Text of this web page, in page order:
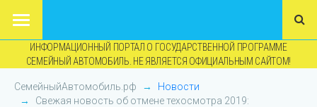
ИНФОРМАЦИОННЫЙ ПОРТАЛ О ГОСУДАРСТВЕННОЙ ПРОГРАММЕ
СЕМЕЙНЫЙ АВТОМОБИЛЬ. НЕ ЯВЛЯЕТСЯ ОФИЦИАЛЬНЫМ САЙТОМ!
СемейныйАвтомобиль.рф
Новости
Свежая новость об отмене техосмотра 2019: